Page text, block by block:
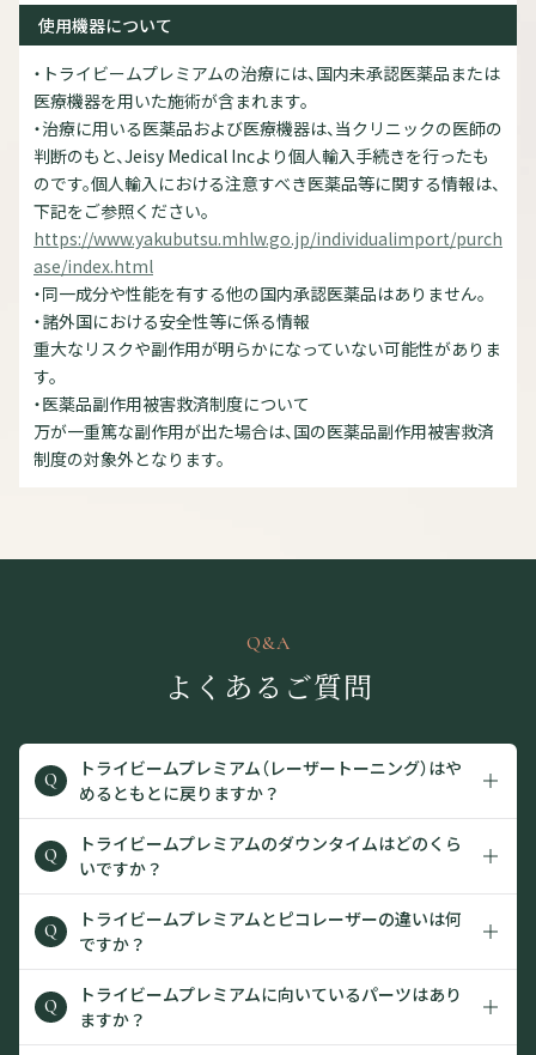
使用機器について
・トライビームプレミアムの治療には、国内未承認医薬品または
医療機器を用いた施術が含まれます。
・治療に用いる医薬品および医療機器は、当クリニックの医師の
判断のもと、Jeisy Medical Incより個人輸入手続きを行ったも
のです。個人輸入における注意すべき医薬品等に関する情報は、
下記をご参照ください。
https://www.yakubutsu.mhlw.go.jp/individualimport/purch
ase/index.html
・同一成分や性能を有する他の国内承認医薬品はありません。
・諸外国における安全性等に係る情報
重大なリスクや副作用が明らかになっていない可能性がありま
す。
・医薬品副作用被害救済制度について
万が一重篤な副作用が出た場合は、国の医薬品副作用被害救済
制度の対象外となります。
Q&A
よくあるご質問
Q
トライビームプレミアム（レーザートーニング）はや
めるともとに戻りますか？
Q
トライビームプレミアムのダウンタイムはどのくら
いですか？
Q
トライビームプレミアムとピコレーザーの違いは何
ですか？
Q
トライビームプレミアムに向いているパーツはあり
ますか？